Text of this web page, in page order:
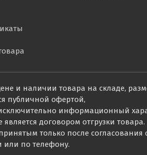
и наличии товара на складе,
публичной офертой,
информационный
является договором отгрузки товара.
принятым только после
по телефону.